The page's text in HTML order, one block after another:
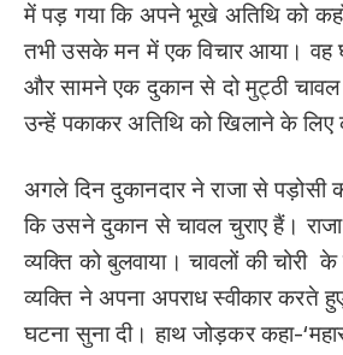
में पड़ गया कि अपने भूखे अतिथि को
तभी उसके मन में एक विचार आया। वह
और सामने एक दुकान से दो मुट्ठी चावल
उन्हें पकाकर अतिथि को खिलाने के लिए
अगले दिन दुकानदार ने राजा से पड़ोसी
कि उसने दुकान से चावल चुराए हैं।
व्यक्ति को बुलवाया। चावलों की चोरी
व्यक्ति ने अपना अपराध स्वीकार करते हुए
घटना सुना दी। हाथ जोड़कर कहा-